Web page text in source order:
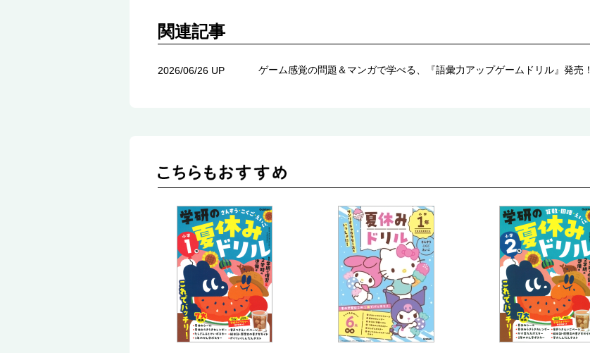
関連記事
2026/06/26 UP ゲーム感覚の問題＆マンガで学べる、『語彙力アップゲームドリル』発売！